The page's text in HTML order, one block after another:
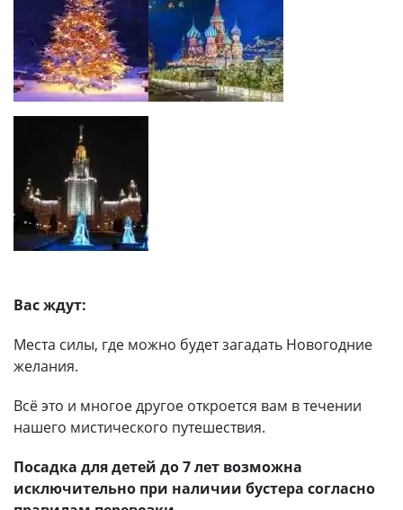
Вас ждут:
Места силы, где можно будет загадать Новогодние
желания.
Всё это и многое другое откроется вам в течении
нашего мистического путешествия.
Посадка для детей до 7 лет возможна
исключительно при наличии бустера согласно